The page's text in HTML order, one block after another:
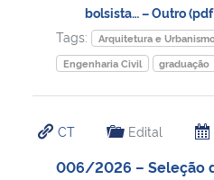
bolsista… – Outro
Tags:
Arquitetura e
Engenharia Civil
graduação
CT Edital
006/2026 – Seleção